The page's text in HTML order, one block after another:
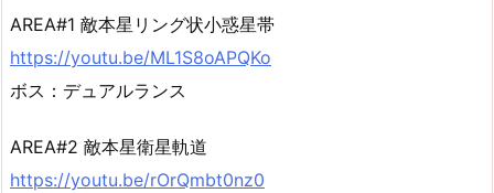
AREA#1 敵本星リング状小惑星帯
https://youtu.be/ML1S8oAPQKo
ボス：デュアルランス
AREA#2 敵本星衛星軌道
https://youtu.be/rOrQmbt0nz0